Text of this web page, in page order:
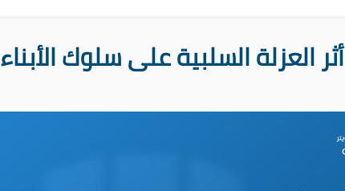
أثر العزلة السلبية على سلوك الأبناء